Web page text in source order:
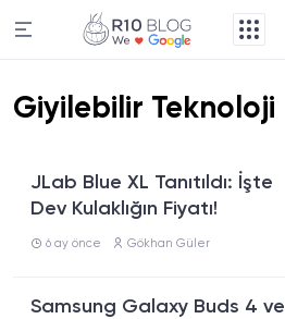
Giyilebilir Teknoloji
JLab Blue XL Tanıtıldı: İşte
Dev Kulaklığın Fiyatı!
6 ay önce Gökhan Güler
Samsung Galaxy Buds 4 ve